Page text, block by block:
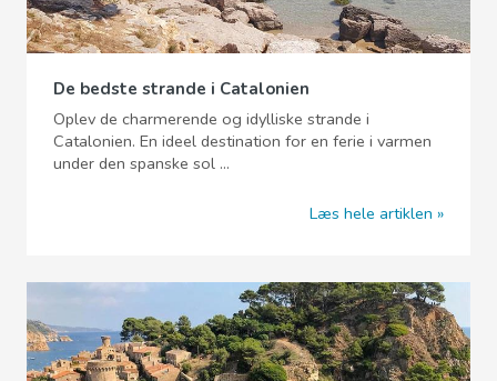
De bedste strande i Catalonien
Oplev de charmerende og idylliske strande i
Catalonien. En ideel destination for en ferie i varmen
under den spanske sol ...
Læs hele artiklen